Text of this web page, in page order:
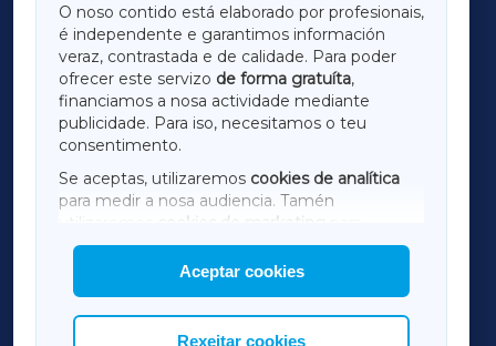
O noso contido está elaborado por profesionais,
é independente e garantimos información
veraz, contrastada e de calidade. Para poder
ofrecer este servizo de forma gratuíta,
financiamos a nosa actividade mediante
publicidade. Para iso, necesitamos o teu
consentimento.
Se aceptas, utilizaremos cookies de analítica
para medir a nosa audiencia. Tamén
utilizaremos
cookies de marketing
mostrar publicidade de terceiros.
Así mesmo, podes personalizar a elección das
cookies que desexas permitir.
Aceptar cookies
Rexeitar cookies
LUGOXA
TERRACHAXA
AMARIÑAXA
RIBEIRASACRAXA
ACORUÑAXA